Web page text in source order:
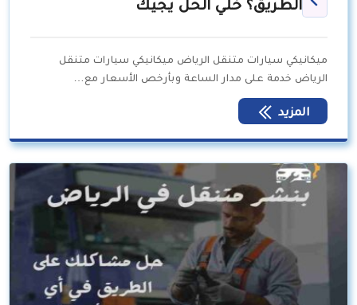
الطريق؟ خلي الحل يجيك
ميكانيكي سيارات متنقل الرياض ميكانيكي سيارات متنقل
الرياض خدمة على مدار الساعة وبأرخص الأسعار مع…
المزيد